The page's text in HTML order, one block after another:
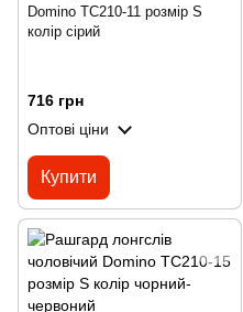
Domino TC210-11 розмір S
колір сірий
716 грн
Оптові ціни
Купити